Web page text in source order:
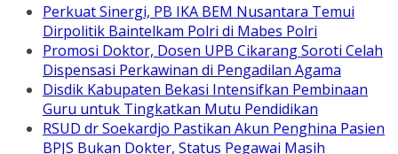
Perkuat Sinergi, PB IKA BEM Nusantara Temui
Dirpolitik Baintelkam Polri di Mabes Polri
Promosi Doktor, Dosen UPB Cikarang Soroti Celah
Dispensasi Perkawinan di Pengadilan Agama
Disdik Kabupaten Bekasi Intensifkan Pembinaan
Guru untuk Tingkatkan Mutu Pendidikan
RSUD dr Soekardjo Pastikan Akun Penghina Pasien
BPJS Bukan Dokter, Status Pegawai Masih